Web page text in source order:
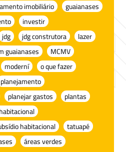
imobiliário
guaianases
investir
jdg jdg construtora
lazer
guaianases
MCMV
moderní
o que fazer
planejamento
planejar gastos
plantas
habitacional
tatuapé
áreas verdes